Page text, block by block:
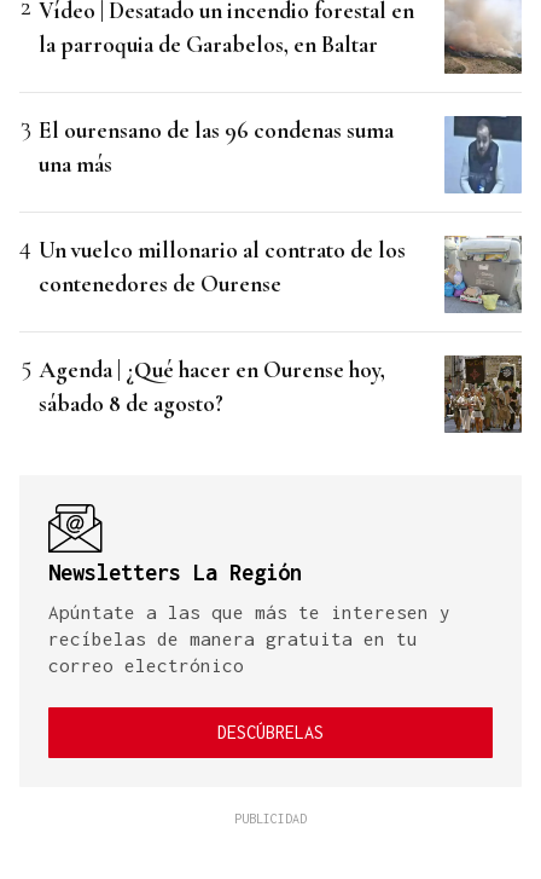
Vídeo | Desatado un incendio forestal en
la parroquia de Garabelos, en Baltar
El ourensano de las 96 condenas suma
una más
Un vuelco millonario al contrato de los
contenedores de Ourense
Agenda | ¿Qué hacer en Ourense hoy,
sábado 8 de agosto?
Newsletters La Región
Apúntate a las que más te interesen y
recíbelas de manera gratuita en tu
correo electrónico
DESCÚBRELAS